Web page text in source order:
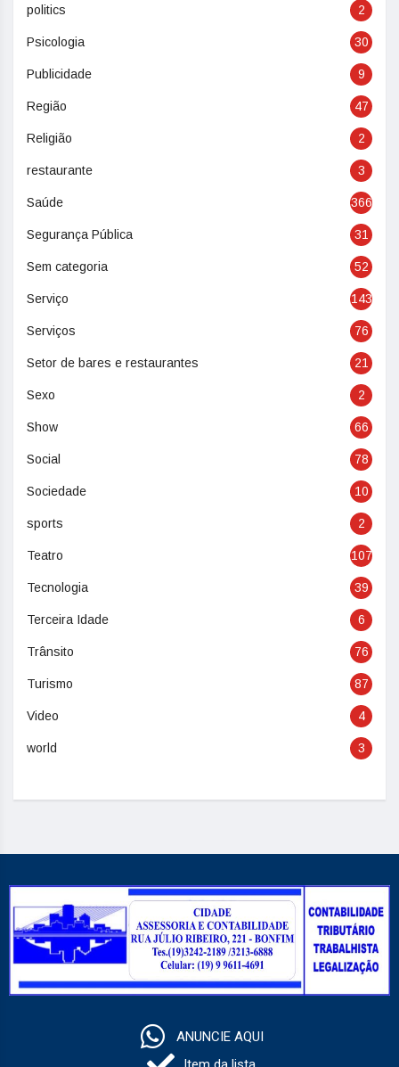
politics 2
Psicologia 30
Publicidade 9
Região 47
Religião 2
restaurante 3
Saúde 366
Segurança Pública 31
Sem categoria 52
Serviço 143
Serviços 76
Setor de bares e restaurantes 21
Sexo 2
Show 66
Social 78
Sociedade 10
sports 2
Teatro 107
Tecnologia 39
Terceira Idade 6
Trânsito 76
Turismo 87
Video 4
world 3
ANUNCIE AQUI